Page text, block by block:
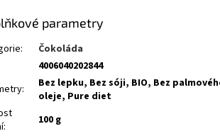
parametry
:
Čokoláda
4006040202844
:
Bez lepku, Bez sóji, BIO, Bez
oleje, Pure diet
:
100 g